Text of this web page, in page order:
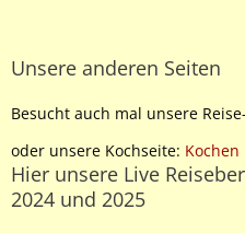
Unsere anderen Seiten
Besucht auch mal unsere
oder unsere Kochseite: Kochen
Hier unsere Live
2024 und 2025